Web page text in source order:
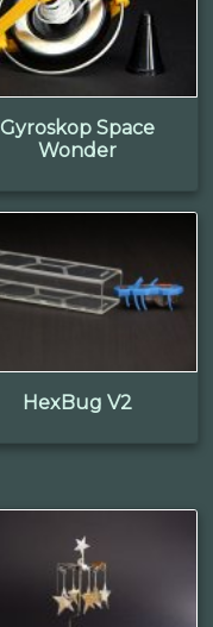
Gyroskop Space
Wonder
HexBug V2